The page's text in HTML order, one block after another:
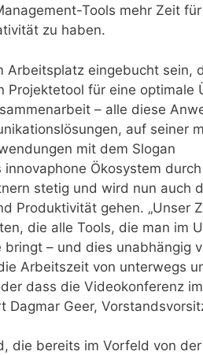
Tools mehr Zeit
zu haben.
eingebucht sein,
für eine optimale
– alle diese
auf seiner
mit dem Slogan
Ökosystem
stetig und wird nun auch
Produktivität gehen. „Unser
die alle Tools, die man im
– und dies unabhängig
Arbeitszeit von unterwegs
dass die Videokonferenz
Geer,
die bereits im Vorfeld von